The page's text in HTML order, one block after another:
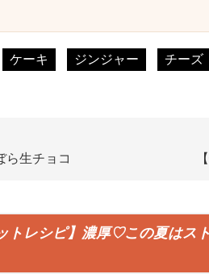
ケーキ ジンジャー チーズ
生チョコ
トレシピ】濃厚♡この夏はス